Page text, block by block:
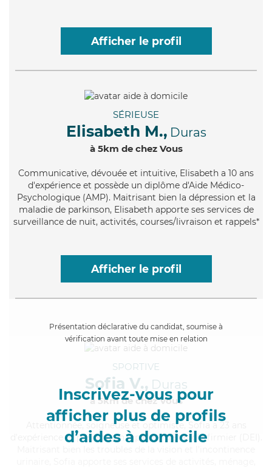
Afficher le profil
SÉRIEUSE
Elisabeth M., Duras
à 5km de chez Vous
Communicative, dévouée et intuitive, Elisabeth a 10 ans
d'expérience et possède un diplôme d'Aide Médico-
Psychologique (AMP). Maitrisant bien la dépression et la
maladie de parkinson, Elisabeth apporte ses services de
surveillance de nuit, activités, courses/livraison et rappels*
Afficher le profil
Présentation déclarative du candidat, soumise à
vérification avant toute mise en relation
Inscrivez-vous pour
afficher plus de profils
d’aides à domicile
SPORTIVE
Sofia V., Duras
à 5km de chez Vous
, soigneuse et optimiste, Sofia a 23 ans
d'expérience et possède un diplôme d'Etat d'infirmier (DEI).